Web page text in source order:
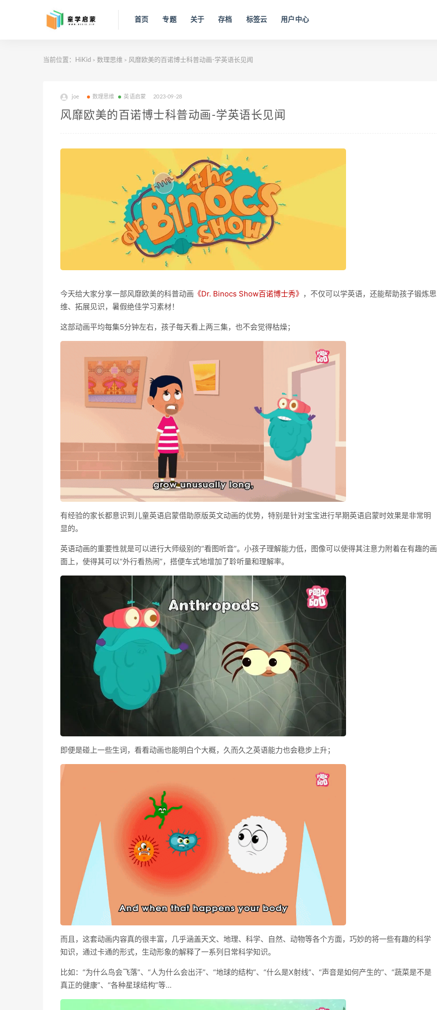
首页 专题 关于 存档 标签云 用户中心
当前位置： HiKid > 数理思维 > 风靡欧美的百诺博士科普动画-学英语长见闻
joe 数理思维 英语启蒙 2023-09-28
风靡欧美的百诺博士科普动画-学英语长见闻
今天给大家分享一部风靡欧美的科普动画 《Dr. Binocs Show百诺博士秀》 ，不仅可以学英语，还能帮助孩子锻炼思
维、拓展见识，暑假绝佳学习素材！
这部动画平均每集5分钟左右，孩子每天看上两三集，也不会觉得枯燥；
有经验的家长都意识到儿童英语启蒙借助原版英文动画的优势，特别是针对宝宝进行早期英语启蒙时效果是非常明
显的。
英语动画的重要性就是可以进行大师级别的“看图听音”。小孩子理解能力低，图像可以使得其注意力附着在有趣的画
面上，使得其可以“外行看热闹”，搭便车式地增加了聆听量和理解率。
即便是碰上一些生词，看看动画也能明白个大概，久而久之英语能力也会稳步上升；
而且，这套动画内容真的很丰富，几乎涵盖天文、地理、科学、自然、动物等各个方面，巧妙的将一些有趣的科学
知识，通过卡通的形式，生动形象的解释了一系列日常科学知识。
比如：“为什么鸟会飞落”、“人为什么会出汗”、“地球的结构”、“什么是X射线”、“声音是如何产生的”、“蔬菜是不是
真正的健康”、“各种星球结构”等…